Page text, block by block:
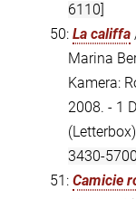
6110]
50: La califfa
Marina
Kamera:
2008. - 1
3430-
51: Camicie